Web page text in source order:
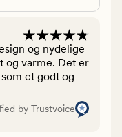
og nydelige
og varme. Det er
et godt og
by Trustvoice